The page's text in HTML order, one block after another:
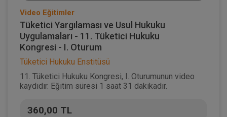
Video Eğitimler
Tüketici Yargılaması ve Usul Hukuku
Uygulamaları - 11. Tüketici Hukuku
Kongresi - I. Oturum
Tüketici Hukuku Enstitüsü
11. Tüketici Hukuku Kongresi, I. Oturumunun video
kaydıdır. Eğitim süresi 1 saat 31 dakikadır.
360,00 TL